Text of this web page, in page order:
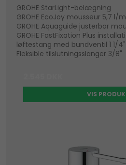
GROHE StarLight-belægning
GROHE EcoJoy mousseur 5,7 l/
GROHE Aquaguide justerbar
GROHE FastFixation Plus
løftestang med bundventil 1 1/4"
Fleksible tilslutningsslanger 3/8"
VIS